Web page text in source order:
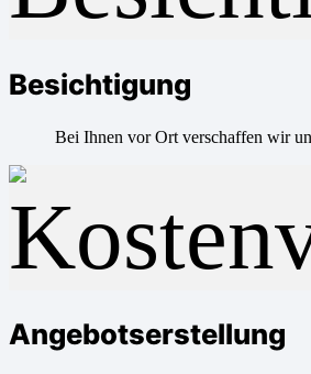
Besichtigung
Bei Ihnen vor Ort verschaffen wir
Angebotserstellung